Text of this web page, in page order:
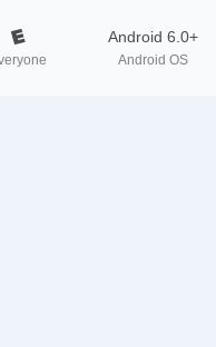
Android 6.0+
Android OS